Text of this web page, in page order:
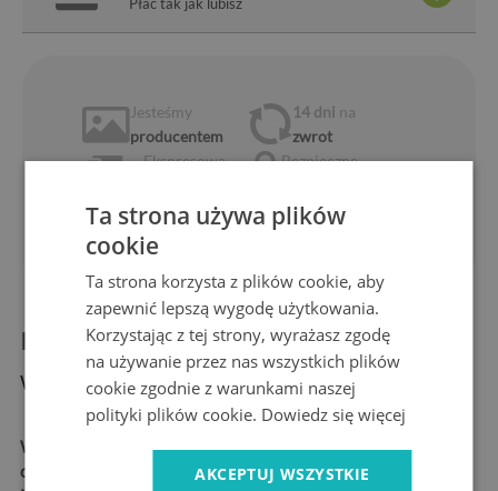
Jesteśmy
producentem
14 dni na
zwrot
Ekspresowa
Bezpieczne
1 rok
gwarancji
10 lat
Informacje o produkcie:
Wymiary produktu:
Wymiary:
52x30 cm, 52x40
cm, 60x52 cm, 80x52 cm
Ta strona używa plików
cookie
Ta strona korzysta z plików cookie, aby
zapewnić lepszą wygodę użytkowania.
Korzystając z tej strony, wyrażasz zgodę
na używanie przez nas wszystkich plików
cookie zgodnie z warunkami naszej
polityki plików cookie. Dowiedz się więcej
AKCEPTUJ WSZYSTKIE